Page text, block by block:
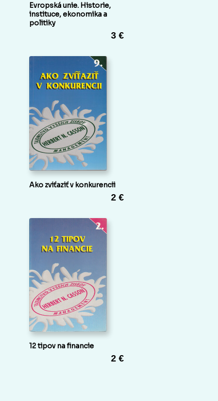
Evropská unie. Historie,
instituce, ekonomika a
politiky
3 €
Ako zviťaziť v konkurencii
2 €
12 tipov na financie
2 €